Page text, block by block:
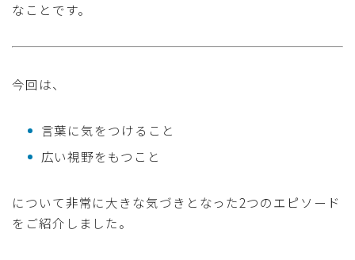
なことです。
今回は、
言葉に気をつけること
広い視野をもつこと
について非常に大きな気づきとなった2つのエピソード
をご紹介しました。